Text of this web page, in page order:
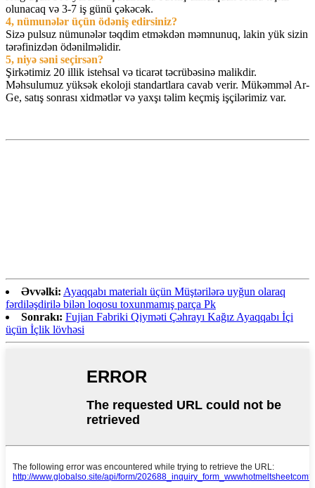
olunacaq və 3-7 iş günü çəkəcək.
4, nümunələr üçün ödəniş edirsiniz?
Sizə pulsuz nümunələr təqdim etməkdən məmnunuq, lakin yük sizin
tərəfinizdən ödənilməlidir.
5, niyə səni seçirsən?
Şirkətimiz 20 illik istehsal və ticarət təcrübəsinə malikdir.
Məhsulumuz yüksək ekoloji standartlara cavab verir. Mükəmməl Ar-
Ge, satış sonrası xidmətlər və yaxşı təlim keçmiş işçilərimiz var.
Əvvəlki: Ayaqqabı materialı üçün Müştərilərə uyğun olaraq
fərdiləşdirilə bilən loqosu toxunmamış parça Pk
Sonrakı: Fujian Fabriki Qiyməti Çəhrayı Kağız Ayaqqabı İçi
üçün İçlik lövhəsi